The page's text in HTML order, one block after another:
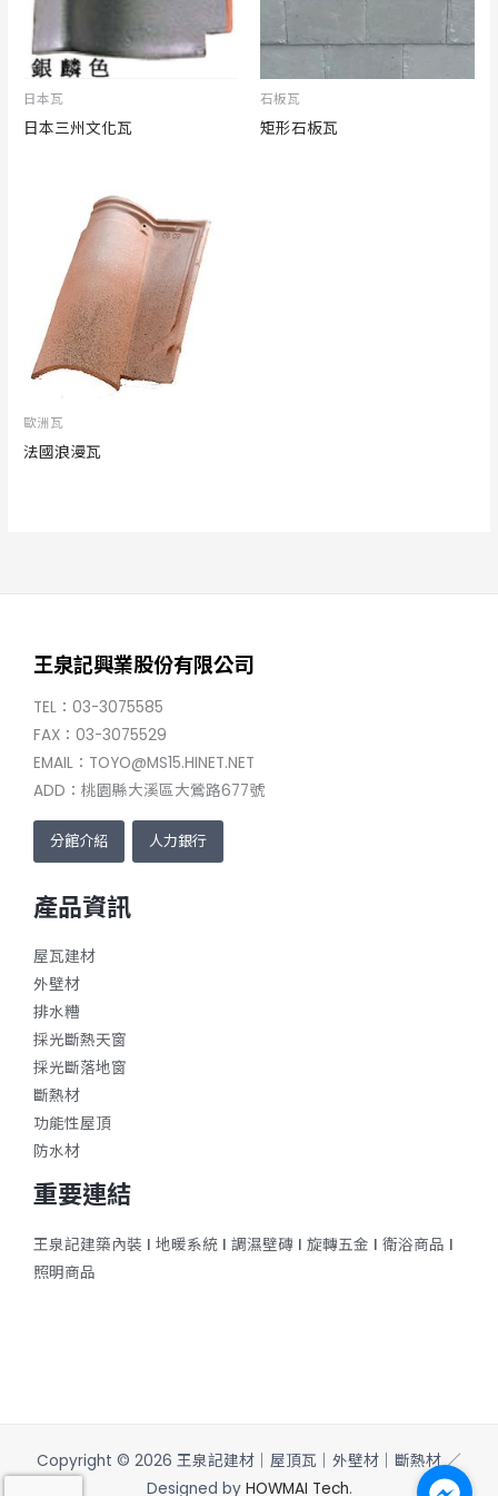
日本瓦
日本三州文化瓦
石板瓦
矩形石板瓦
歐洲瓦
法國浪漫瓦
王泉記興業股份有限公司
TEL：03-3075585
FAX：03-3075529
EMAIL：TOYO@MS15.HINET.NET
ADD：桃園縣大溪區大鶯路677號
分館介紹 人力銀行
產品資訊
屋瓦建材
外壁材
排水糟
採光斷熱天窗
採光斷落地窗
斷熱材
功能性屋頂
防水材
重要連結
王泉記建築內裝 ǀ 地暖系統 ǀ 調濕壁磚 ǀ 旋轉五金 ǀ 衛浴商品 ǀ
照明商品
Copyright © 2026 王泉記建材｜屋頂瓦｜外壁材｜斷熱材 ／
Designed by HOWMAI Tech.